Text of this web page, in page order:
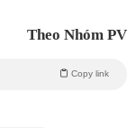
Theo Nhóm PV
Copy link